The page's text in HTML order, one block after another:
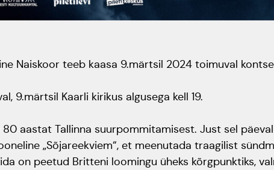
Naiskoor teeb kaasa 9.märtsil 2024 toimuval
9.märtsil Kaarli kirikus algusega kell 19.
aastat Tallinna suurpommitamisest. Just sel
„Sõjareekviem“, et meenutada traagilist
on peetud Britteni loomingu üheks kõrgpunktiks,